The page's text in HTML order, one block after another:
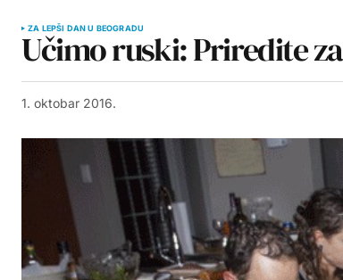
ZA LEPŠI DAN U BEOGRADU
Učimo ruski: Priredite
1. oktobar 2016.